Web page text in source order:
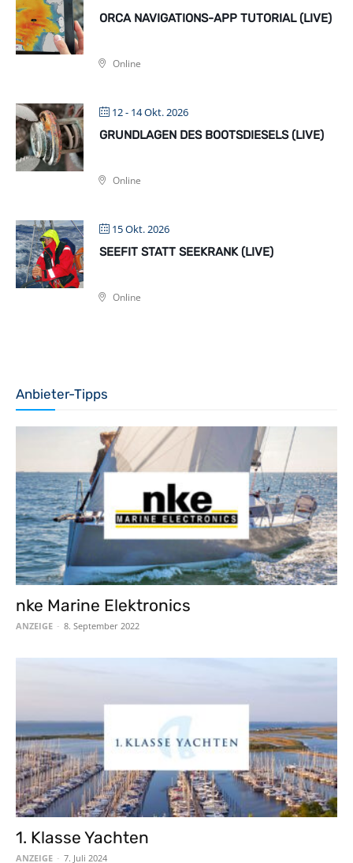
ORCA NAVIGATIONS-APP TUTORIAL (LIVE)
Online
12 - 14 Okt. 2026
GRUNDLAGEN DES BOOTSDIESELS (LIVE)
Online
15 Okt. 2026
SEEFIT STATT SEEKRANK (LIVE)
Online
Anbieter-Tipps
nke Marine Elektronics
ANZEIGE - 8. September 2022
1. Klasse Yachten
ANZEIGE - 7. Juli 2024